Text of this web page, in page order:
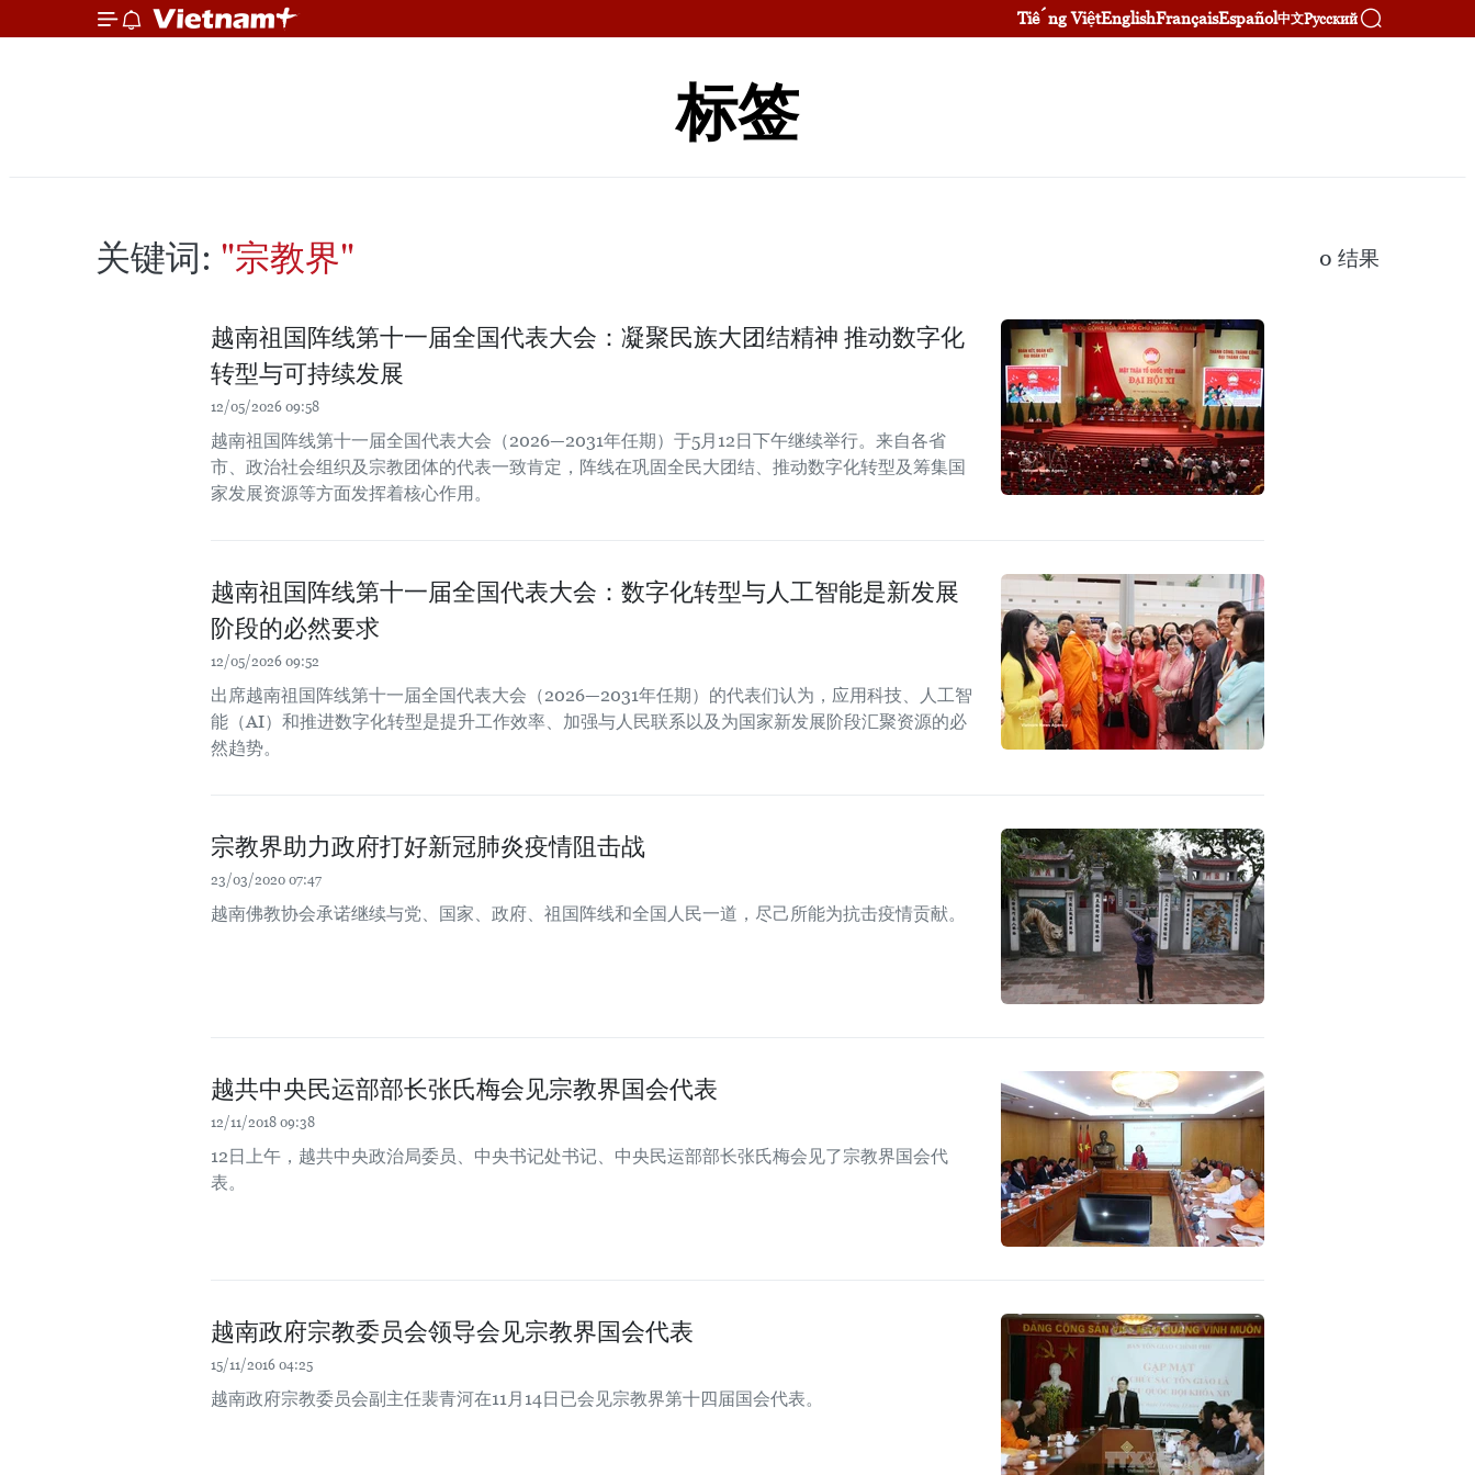
Tiếng ViệtEnglishFrançaisEspañol中文Русский
标签
关键词: "宗教界" 0 结果
越南祖国阵线第十一届全国代表大会：凝聚民族大团结精神 推动数字化
转型与可持续发展
12/05/2026 09:58
越南祖国阵线第十一届全国代表大会（2026—2031年任期）于5月12日下午继续举行。来自各省
市、政治社会组织及宗教团体的代表一致肯定，阵线在巩固全民大团结、推动数字化转型及筹集国
家发展资源等方面发挥着核心作用。
越南祖国阵线第十一届全国代表大会：数字化转型与人工智能是新发展
阶段的必然要求
12/05/2026 09:52
出席越南祖国阵线第十一届全国代表大会（2026—2031年任期）的代表们认为，应用科技、人工智
能（AI）和推进数字化转型是提升工作效率、加强与人民联系以及为国家新发展阶段汇聚资源的必
然趋势。
宗教界助力政府打好新冠肺炎疫情阻击战
23/03/2020 07:47
越南佛教协会承诺继续与党、国家、政府、祖国阵线和全国人民一道，尽己所能为抗击疫情贡献。
越共中央民运部部长张氏梅会见宗教界国会代表
12/11/2018 09:38
12日上午，越共中央政治局委员、中央书记处书记、中央民运部部长张氏梅会见了宗教界国会代
表。
越南政府宗教委员会领导会见宗教界国会代表
15/11/2016 04:25
越南政府宗教委员会副主任裴青河在11月14日已会见宗教界第十四届国会代表。